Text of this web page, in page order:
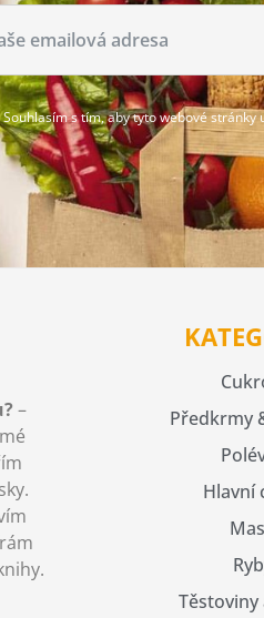
Souhlasím s tím, aby tyto webové stránky
–
Předkrmy
Hlavní
Těstoviny